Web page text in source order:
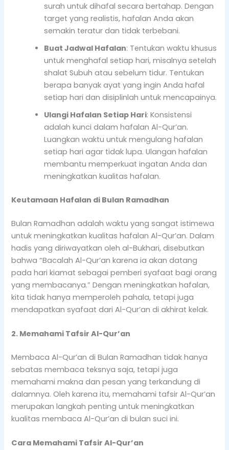
surah untuk dihafal secara bertahap. Dengan
target yang realistis, hafalan Anda akan
semakin teratur dan tidak terbebani.
Buat Jadwal Hafalan: Tentukan waktu khusus
untuk menghafal setiap hari, misalnya setelah
shalat Subuh atau sebelum tidur. Tentukan
berapa banyak ayat yang ingin Anda hafal
setiap hari dan disiplinlah untuk mencapainya.
Ulangi Hafalan Setiap Hari: Konsistensi
adalah kunci dalam hafalan Al-Qur’an.
Luangkan waktu untuk mengulang hafalan
setiap hari agar tidak lupa. Ulangan hafalan
membantu memperkuat ingatan Anda dan
meningkatkan kualitas hafalan.
Keutamaan Hafalan di Bulan Ramadhan
Bulan Ramadhan adalah waktu yang sangat istimewa
untuk meningkatkan kualitas hafalan Al-Qur’an. Dalam
hadis yang diriwayatkan oleh al-Bukhari, disebutkan
bahwa “Bacalah Al-Qur’an karena ia akan datang
pada hari kiamat sebagai pemberi syafaat bagi orang
yang membacanya.” Dengan meningkatkan hafalan,
kita tidak hanya memperoleh pahala, tetapi juga
mendapatkan syafaat dari Al-Qur’an di akhirat kelak.
2. Memahami Tafsir Al-Qur’an
Membaca Al-Qur’an di Bulan Ramadhan tidak hanya
sebatas membaca teksnya saja, tetapi juga
memahami makna dan pesan yang terkandung di
dalamnya. Oleh karena itu, memahami tafsir Al-Qur’an
merupakan langkah penting untuk meningkatkan
kualitas membaca Al-Qur’an di bulan suci ini.
Cara Memahami Tafsir Al-Qur’an